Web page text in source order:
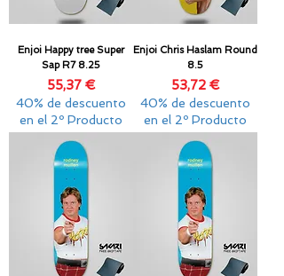
Enjoi Happy tree Super
Sap R7 8.25
Precio
55,37 €
40% de descuento
en el 2º Producto
Enjoi Chris Haslam Round
8.5
Precio
53,72 €
40% de descuento
en el 2º Producto